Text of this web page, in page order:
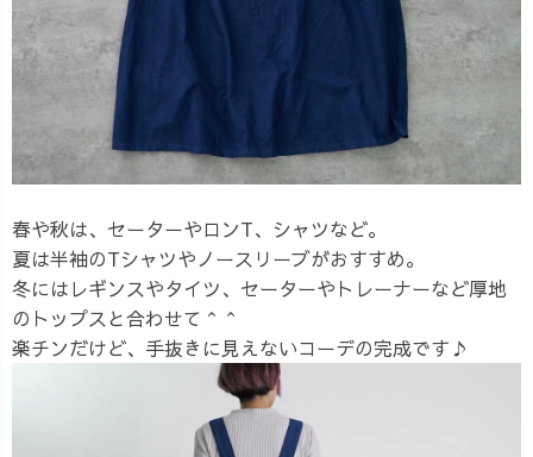
春や秋は、セーターやロンT、シャツなど。
夏は半袖のTシャツやノースリーブがおすすめ。
冬にはレギンスやタイツ、セーターやトレーナーなど厚地
のトップスと合わせて＾＾
楽チンだけど、手抜きに見えないコーデの完成です♪